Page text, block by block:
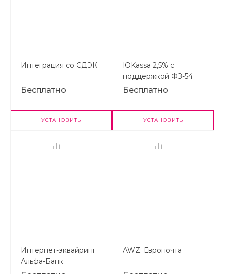
Интеграция со СДЭК
Бесплатно
УСТАНОВИТЬ
ЮKassa 2,5% с
поддержкой ФЗ-54
Бесплатно
УСТАНОВИТЬ
Интернет-эквайринг
Альфа-Банк
AWZ: Европочта